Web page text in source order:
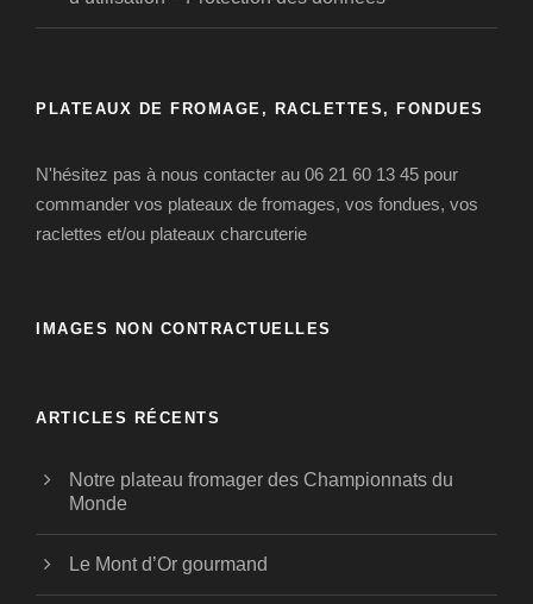
PLATEAUX DE FROMAGE, RACLETTES, FONDUES
N'hésitez pas à nous contacter au 06 21 60 13 45 pour
commander vos plateaux de fromages, vos fondues, vos
raclettes et/ou plateaux charcuterie
IMAGES NON CONTRACTUELLES
ARTICLES RÉCENTS
Notre plateau fromager des Championnats du
Monde
Le Mont d’Or gourmand